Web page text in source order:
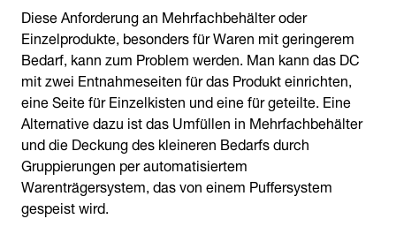
Diese Anforderung an Mehrfachbehälter oder
Einzelprodukte, besonders für Waren mit geringerem
Bedarf, kann zum Problem werden. Man kann das DC
mit zwei Entnahmeseiten für das Produkt einrichten,
eine Seite für Einzelkisten und eine für geteilte. Eine
Alternative dazu ist das Umfüllen in Mehrfachbehälter
und die Deckung des kleineren Bedarfs durch
Gruppierungen per automatisiertem
Warenträgersystem, das von einem Puffersystem
gespeist wird.